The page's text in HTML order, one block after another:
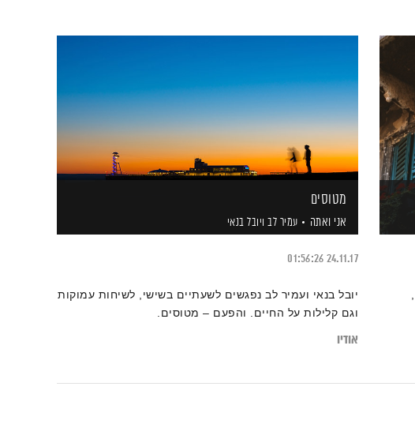
מטוסים
אני ואתה עמיר לב ויובל בנאי
24.11.17
01:56:26
יובל בנאי ועמיר לב נפגשים לשעתיים בשישי, לשיחות עמוקות
וגם קלילות על החיים. והפעם – מטוסים.
אודיו